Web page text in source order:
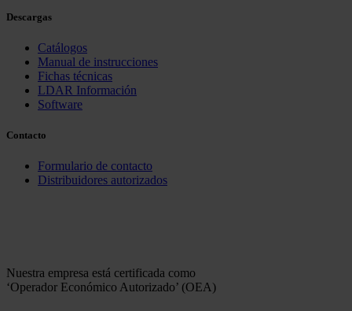
Descargas
Catálogos
Manual de instrucciones
Fichas técnicas
LDAR Información
Software
Contacto
Formulario de contacto
Distribuidores autorizados
Nuestra empresa está certificada como
‘Operador Económico Autorizado’ (OEA)